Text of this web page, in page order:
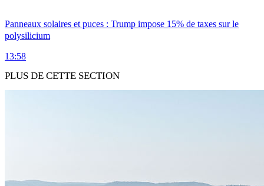
Panneaux solaires et puces : Trump impose 15% de taxes sur le
polysilicium
13:58
PLUS DE CETTE SECTION